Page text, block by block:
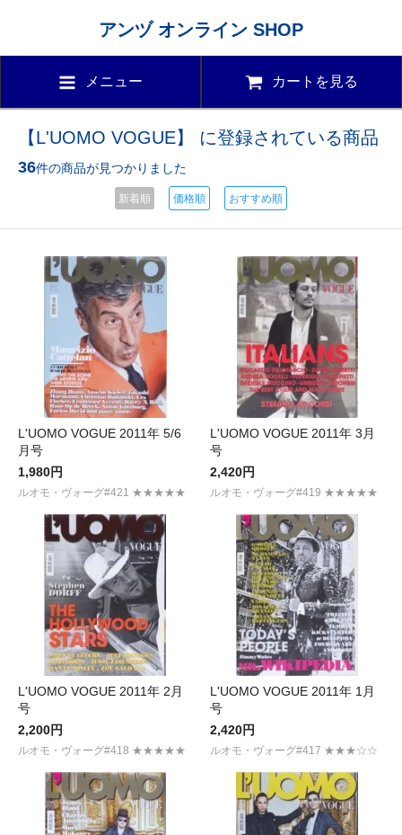
アンヅ オンライン SHOP
メニュー カートを見る
【L'UOMO VOGUE】 に登録されている商品
36件の商品が見つかりました
新着順 価格順 おすすめ順
L'UOMO VOGUE 2011年 5/6
月号
1,980円
ルオモ・ヴォーグ#421 ★★★★★
L'UOMO VOGUE 2011年 3月
号
2,420円
ルオモ・ヴォーグ#419 ★★★★★
L'UOMO VOGUE 2011年 2月
号
2,200円
ルオモ・ヴォーグ#418 ★★★★★
L'UOMO VOGUE 2011年 1月
号
2,420円
ルオモ・ヴォーグ#417 ★★★☆☆